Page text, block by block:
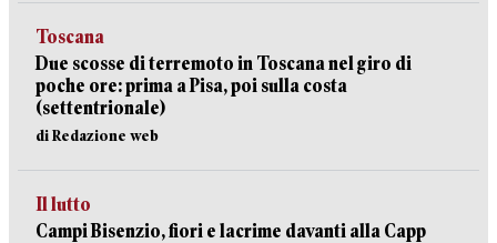
Toscana
Due scosse di terremoto in Toscana nel giro di
poche ore: prima a Pisa, poi sulla costa
(settentrionale)
di Redazione web
Il lutto
Campi Bisenzio, fiori e lacrime davanti alla Capp